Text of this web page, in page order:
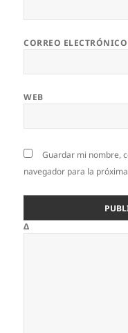
CORREO ELECTRÓNICO
WEB
Guardar mi nombre,
navegador para la
Δ